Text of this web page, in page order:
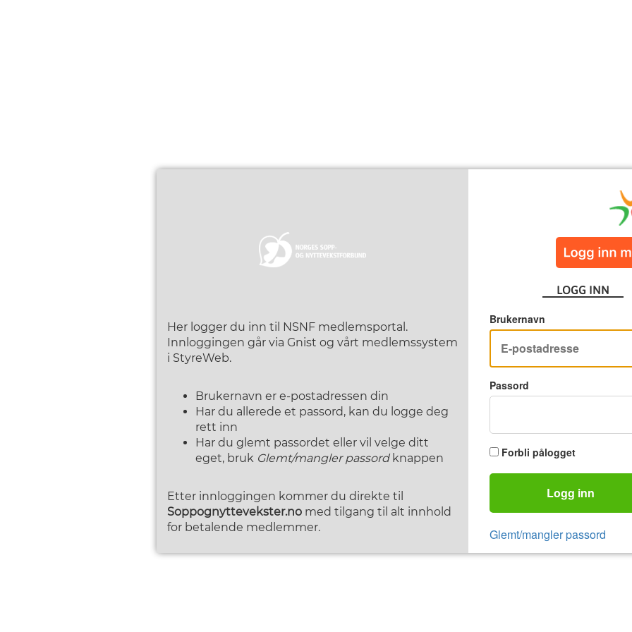
Her logger du inn til NSNF medlemsportal.
Innloggingen går via Gnist og vårt medlemssystem
i StyreWeb.
Brukernavn er e-postadressen din
Har du allerede et passord, kan du logge deg
rett inn
Har du glemt passordet eller vil velge ditt
eget, bruk Glemt/mangler passordknappen
Etter innloggingen kommer du direkte til
Soppognyttevekster.no med tilgang til alt innhold
for betalende medlemmer.
LOGG INN
Brukernavn
Passord
Forbli pålogget
Logg inn
Glemt/mangler passord